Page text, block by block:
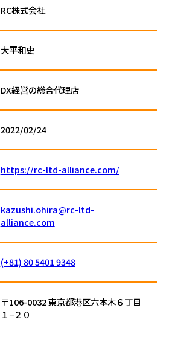
RC株式会社
大平和史
DX経営の総合代理店
2022/02/24
https://rc-ltd-alliance.com/
kazushi.ohira@rc-ltd-
alliance.com
(+81) 80 5401 9348
〒106-0032 東京都港区六本木６丁目
１−２０